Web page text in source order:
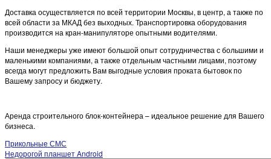
Доставка осуществляется по всей территории Москвы, в центр, а также по
всей области за МКАД без выходных. Транспортировка оборудования
производится на кран-манипуляторе опытными водителями.
Наши менеджеры уже имеют большой опыт сотрудничества с большими и
маленькими компаниями, а также отдельным частными лицами, поэтому
всегда могут предложить Вам выгодные условия проката бытовок по
Вашему запросу и бюджету.
Аренда строительного блок-контейнера – идеальное решение для Вашего
бизнеса.
Прикольные СМС
Недорогой планшет Android